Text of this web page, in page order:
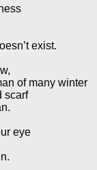
exist.
of many winter
scarf
eye